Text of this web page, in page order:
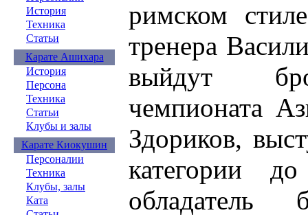
История
Техника
Статьи
Карате Ашихара
История
Персона
Техника
Статьи
Клубы и залы
Карате Киокушин
Персоналии
Техника
Клубы, залы
Ката
римском
тренера
выйдут
чемпионата
Здориков,
категории
обладатель